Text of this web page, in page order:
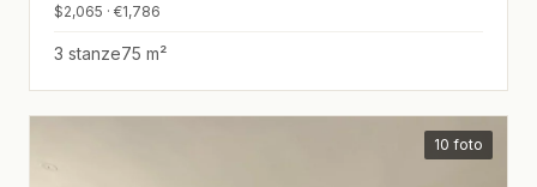
$2,065 · €1,786
3 stanze75 m²
10 foto